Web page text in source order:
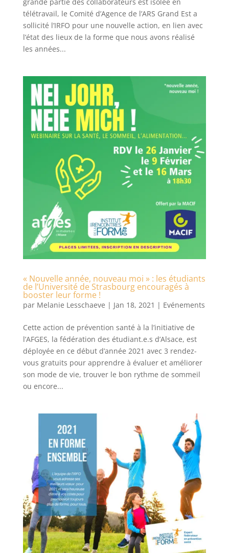
télétravail, le Comité d’Agence de l’ARS Grand Est a
sollicité l’IRFO pour une nouvelle action, en lien avec
l’état des lieux de la forme que nous avons réalisé
les années...
« Nouvelle année, nouveau moi » : les étudiants
de l’Université de Strasbourg encouragés à
booster leur forme !
par Melanie Lesschaeve | Jan 18, 2021 | Evénements
Cette action de prévention santé à la l’initiative de
l’AFGES, la fédération des étudiant.e.s d’Alsace, est
déployée en ce début d’année 2021 avec 3 rendez-
vous gratuits pour apprendre à évaluer et améliorer
son mode de vie, trouver le bon rythme de sommeil
ou encore...